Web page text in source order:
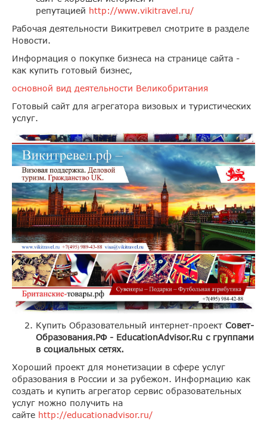
репутацией http://www.vikitravel.ru/
Рабочая деятельности Викитревел смотрите в разделе
Новости.
Информация о покупке бизнеса на странице сайта -
как купить готовый бизнес,
основной вид деятельности Великобритания
Готовый сайт для агрегатора визовых и туристических
услуг.
Купить Образовательный интернет-проект Совет-
Образования.РФ - EducationAdvisor.Ru с группами
в социальных сетях.
Хороший проект для монетизации в сфере услуг
образования в России и за рубежом. Информацию как
создать и купить агрегатор сервис образовательных
услуг можно получить на
сайте http://educationadvisor.ru/